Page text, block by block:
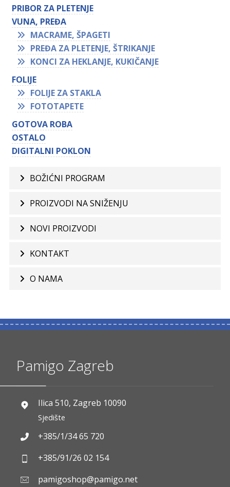
PRIBOR ZA PLETENJE
VUNA, PREĐA
MACRAME, ŠPAGETI
PREĐA ZA PLETENJE, ŠTRIKANJE
KONCI ZA HEKLANJE, KUKIČANJE
FOLIJE
FOLIJE ZA STAKLA
FOTOTAPETE
GOTOVA ROBA
OSTALO
DIGITALNI POKLON
BOŽIĆNI PROGRAM
PROIZVODI NA SNIŽENJU
NOVI PROIZVODI
KONTAKT
O NAMA
Pamigo Zagreb
Ilica 510, Zagreb 10090
Sjedište
+385/1/34 65 720
+385/91/26 02 154
pamigoshop@pamigo.net